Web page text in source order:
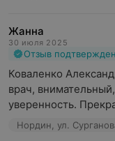
Жанна
30 июля 2025
Отзыв подтвержден
Коваленко
врач,
уверенность.
Нордин, ул.